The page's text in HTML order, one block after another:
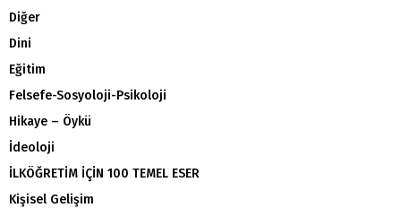
Diğer
Dini
Eğitim
Felsefe-Sosyoloji-Psikoloji
Hikaye – Öykü
İdeoloji
İLKÖĞRETİM İÇİN 100 TEMEL ESER
Kişisel Gelişim